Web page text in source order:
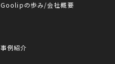
Goolipの歩み/会社概要
事例紹介